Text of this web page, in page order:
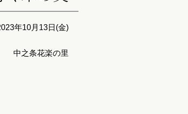
年10月13日(金)
中之条花楽の里